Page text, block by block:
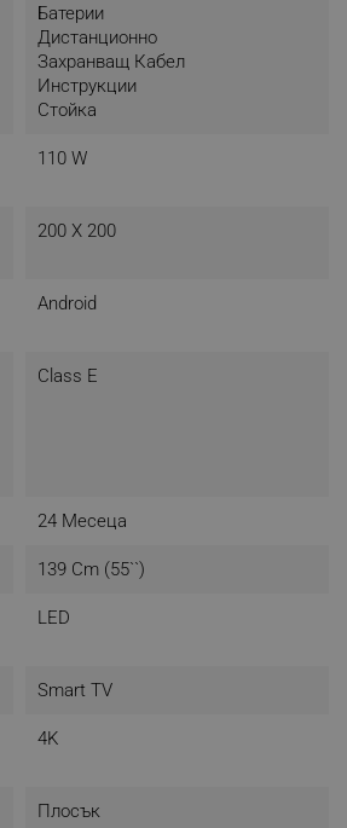
Bluetooth дистанционното с
телевизора, без дори
спирайте филма или
от всяка стая, в която
Батерии
Дистанционно
Захранващ Кабел
Инструкции
Стойка
110 W
200 X 200
Android
Class E
24 Месеца
139 Cm (55``)
LED
Smart TV
4K
Плосък